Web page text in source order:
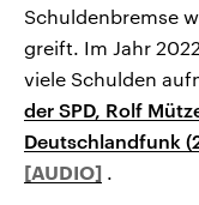
Schuldenbremse
greift. Im Jahr
viele Schulden
der SPD, Rolf
Deutschlandfunk
.